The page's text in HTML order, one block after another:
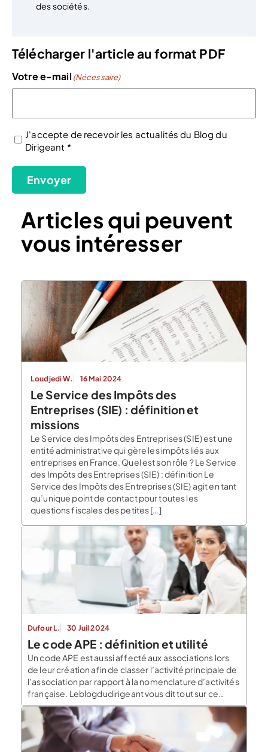
des sociétés.
Télécharger l'article au format PDF
Votre e-mail (Nécessaire)
(Nécessaire)
J'accepte de recevoir les actualités du Blog du
Dirigeant *
Envoyer
Articles qui peuvent
vous intéresser
Loudjedi W. 16 Mai 2024
Le Service des Impôts des
Entreprises (SIE) : définition et
missions
Le Service des Impôts des Entreprises (SIE) est une
entité administrative qui gère les impôts liés aux
entreprises en France. Quel est son rôle ? Le Service
des Impôts des Entreprises (SIE) : définition Le
Service des Impôts des Entreprises (SIE) agit en tant
qu’unique point de contact pour toutes les
questions fiscales des petites […]
Dufour L. 30 Juil 2024
Le code APE : définition et utilité
Un code APE est aussi affecté aux associations lors
de leur création afin de classer l’activité principale de
l’association par rapport à la nomenclature d’activités
française. Leblogdudirigeant vous dit tout sur ce
fameux code ! L’affectation du code APE Le
code APE est attribué par l’INSEE à partir de la
nomenclature d’activités française (NAF) dans le
cadre de […]